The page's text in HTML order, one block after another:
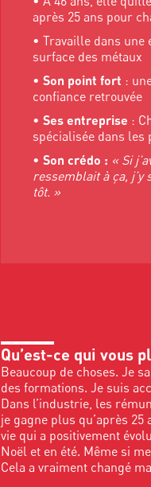
après 25 ans pour
• Travaille dans
surface des métaux
•Son point fort :
confiance retrouvée
•Ses entreprise :
spécialisée dans
•Son crédo : « Si
ressemblait à ça,
tôt. »
Qu’est-ce qui vous
Beaucoup de choses. Je
des formations. Je suis
Dans l’industrie, les
je gagne plus qu’après
vie qui a positivement
Noël et en été. Même si
Cela a vraiment changé